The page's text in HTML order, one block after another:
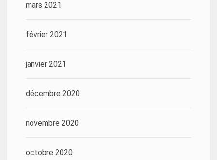
mars 2021
février 2021
janvier 2021
décembre 2020
novembre 2020
octobre 2020